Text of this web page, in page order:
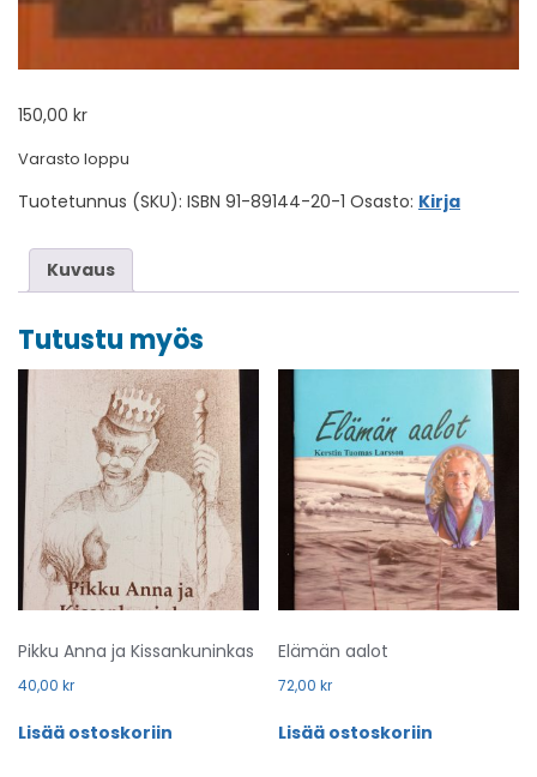
150,00 kr
Varasto loppu
Tuotetunnus (SKU): ISBN 91-89144-20-1 Osasto: Kirja
Kuvaus
Tutustu myös
Pikku Anna ja Kissankuninkas
40,00 kr
Lisää ostoskoriin
Elämän aalot
72,00kr
Lisää ostoskoriin